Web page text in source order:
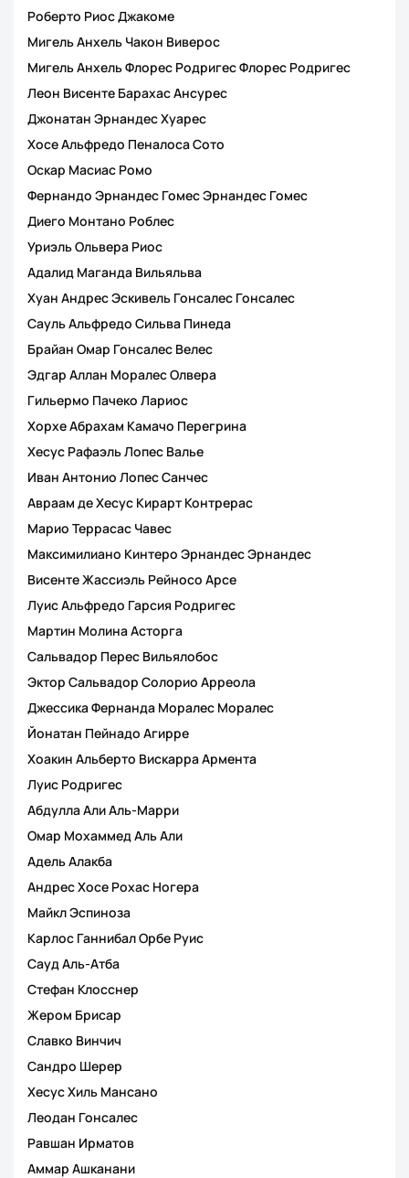
Роберто Риос Джакоме
Мигель Анхель Чакон Виверос
Мигель Анхель Флорес Родригес Флорес Родригес
Леон Висенте Барахас Ансурес
Джонатан Эрнандес Хуарес
Хосе Альфредо Пеналоса Сото
Оскар Масиас Ромо
Фернандо Эрнандес Гомес Эрнандес Гомес
Диего Монтано Роблес
Уриэль Ольвера Риос
Адалид Маганда Вильяльва
Хуан Андрес Эскивель Гонсалес Гонсалес
Сауль Альфредо Сильва Пинеда
Брайан Омар Гонсалес Велес
Эдгар Аллан Моралес Олвера
Гильермо Пачеко Лариос
Хорхе Абрахам Камачо Перегрина
Хесус Рафаэль Лопес Валье
Иван Антонио Лопес Санчес
Авраам де Хесус Кирарт Контрерас
Марио Террасас Чавес
Максимилиано Кинтеро Эрнандес Эрнандес
Висенте Жассиэль Рейносо Арсе
Луис Альфредо Гарсия Родригес
Мартин Молина Асторга
Сальвадор Перес Вильялобос
Эктор Сальвадор Солорио Арреола
Джессика Фернанда Моралес Моралес
Йонатан Пейнадо Агирре
Хоакин Альберто Вискарра Армента
Луис Родригес
Абдулла Али Аль-Марри
Омар Мохаммед Аль Али
Адель Алакба
Андрес Хосе Рохас Ногера
Майкл Эспиноза
Карлос Ганнибал Орбе Руис
Сауд Аль-Атба
Стефан Клосснер
Жером Брисар
Славко Винчич
Сандро Шерер
Хесус Хиль Мансано
Леодан Гонсалес
Равшан Ирматов
Аммар Ашканани